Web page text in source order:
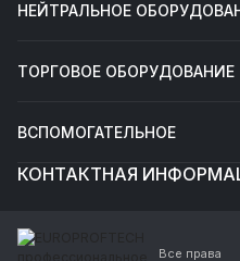
НЕЙТРАЛЬНОЕ
ТОРГОВОЕ ОБОРУДОВАНИЕ
ВСПОМОГАТЕЛЬНОЕ
КОНТАКТНАЯ
Все права